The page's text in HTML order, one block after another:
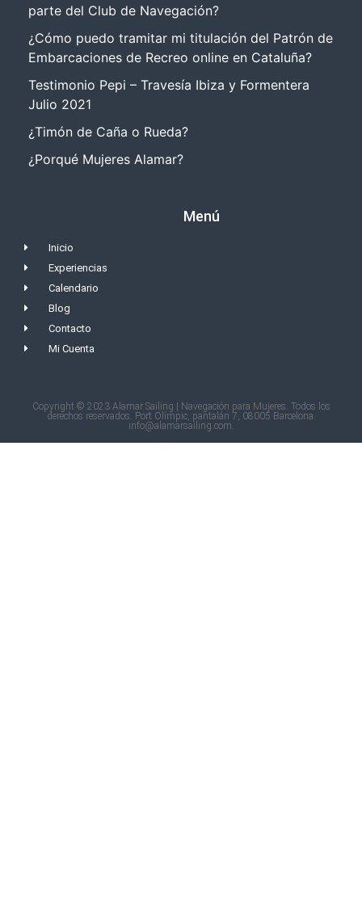
parte del Club de Navegación?
¿Cómo puedo tramitar mi titulación del Patrón de
Embarcaciones de Recreo online en Cataluña?
Testimonio Pepi – Travesía Ibiza y Formentera
Julio 2021
¿Timón de Caña o Rueda?
¿Porqué Mujeres Alamar?
Menú
Inicio
Experiencias
Calendario
Blog
Contacto
Mi Cuenta
Copyright © 2023 Alamar Sailing | Navegación para Mujeres. Todos los
derechos reservados. Port Olímpic, pantalán 7, 08005 Barcelona.
info@alamarsailing.com.